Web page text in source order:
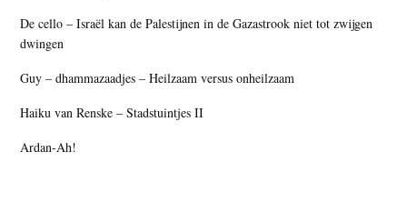
De cello – Israël kan de Palestijnen in de Gazastrook niet tot zwijgen
dwingen
Guy – dhammazaadjes – Heilzaam versus onheilzaam
Haiku van Renske – Stadstuintjes II
Ardan-Ah!